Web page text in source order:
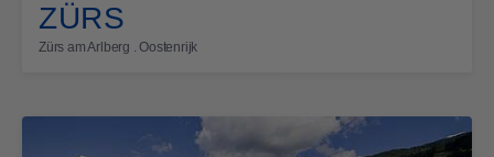
ZÜRS
Zürs am Arlberg . Oostenrijk